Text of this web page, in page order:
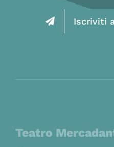
Iscriviti
Teatro